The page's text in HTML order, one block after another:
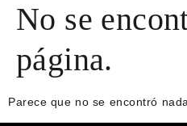
No se
página.
Parece que no se encontró